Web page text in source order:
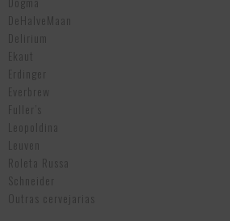
DeHalveMaan
Delirium
Ekaut
Erdinger
Everbrew
Fuller’s
Leopoldina
Leuven
Roleta Russa
Schneider
Outras cervejarias